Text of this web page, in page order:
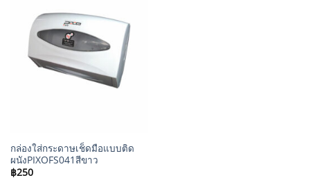
กล่องใส่กระดาษเช็ดมือแบบติด
ผนังPIXOFS041สีขาว
฿250